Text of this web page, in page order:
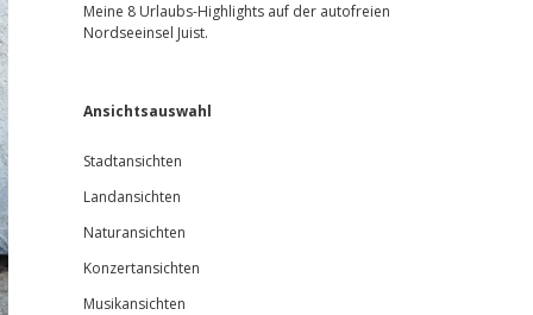
Meine 8 Urlaubs-Highlights auf der autofreien
Nordseeinsel Juist.
Ansichtsauswahl
Stadtansichten
Landansichten
Naturansichten
Konzertansichten
Musikansichten